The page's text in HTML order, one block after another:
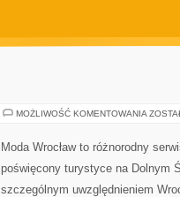
MOŻLIWOŚĆ KOMENTOWANIA
Moda Wrocław to różnorodny
poświęcony turystyce na Dolnym
szczególnym uwzględnieniem